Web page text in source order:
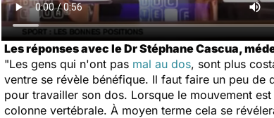
Les réponses avec le Dr Stéphane Cascua,
"Les gens qui n'ont pas mal au dos, sont plus
ventre se révèle bénéfique. Il faut faire un peu
pour travailler son dos. Lorsque le mouvement
colonne vertébrale. À moyen terme cela se